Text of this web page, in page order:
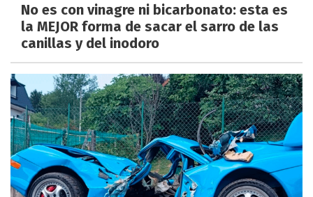
No es con vinagre ni bicarbonato: esta es
la MEJOR forma de sacar el sarro de las
canillas y del inodoro